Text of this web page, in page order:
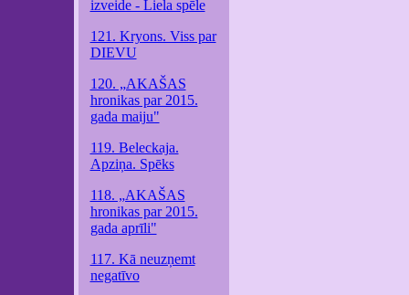
izveide - Liela spēle
121. Kryons. Viss par
DIEVU
120. „AKAŠAS
hronikas par 2015.
gada maiju"
119. Beleckaja.
Apziņa. Spēks
118. „AKAŠAS
hronikas par 2015.
gada aprīli"
117. Kā neuzņemt
negatīvo